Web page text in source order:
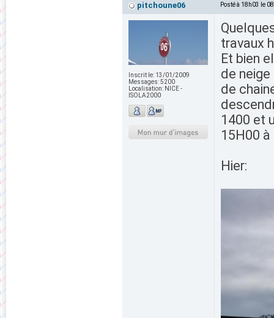
pitchoune06 Posté à 18h03 le
Inscrit le: 13/01/2009
Messages:5200
Localisation: NICE -
ISOLA2000
travaux
Et bien
de
de
1400 et
15H00
Hier: